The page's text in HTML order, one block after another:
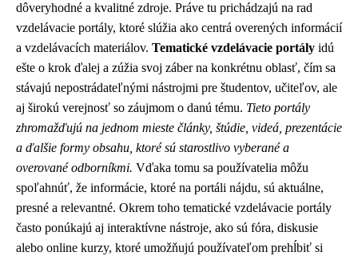
dôveryhodné a kvalitné zdroje. Práve tu prichádzajú na rad
vzdelávacie portály, ktoré slúžia ako centrá overených informácií
a vzdelávacích materiálov. Tematické vzdelávacie portály idú
ešte o krok ďalej a zúžia svoj záber na konkrétnu oblasť, čím sa
stávajú nepostrádateľnými nástrojmi pre študentov, učiteľov, ale
aj širokú verejnosť so záujmom o danú tému. Tieto portály
zhromažďujú na jednom mieste články, štúdie, videá, prezentácie
a ďalšie formy obsahu, ktoré sú starostlivo vyberané a
overované odborníkmi. Vďaka tomu sa používatelia môžu
spoľahnúť, že informácie, ktoré na portáli nájdu, sú aktuálne,
presné a relevantné. Okrem toho tematické vzdelávacie portály
často ponúkajú aj interaktívne nástroje, ako sú fóra, diskusie
alebo online kurzy, ktoré umožňujú používateľom prehĺbiť si